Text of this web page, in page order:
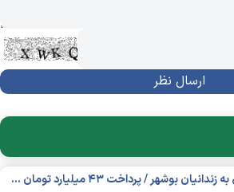
آموزش یک مهارت کاربردی به زندانیان بوشهر / پرداخت ۴۳ میلیارد تومان تسهیلات خوداشتغالی